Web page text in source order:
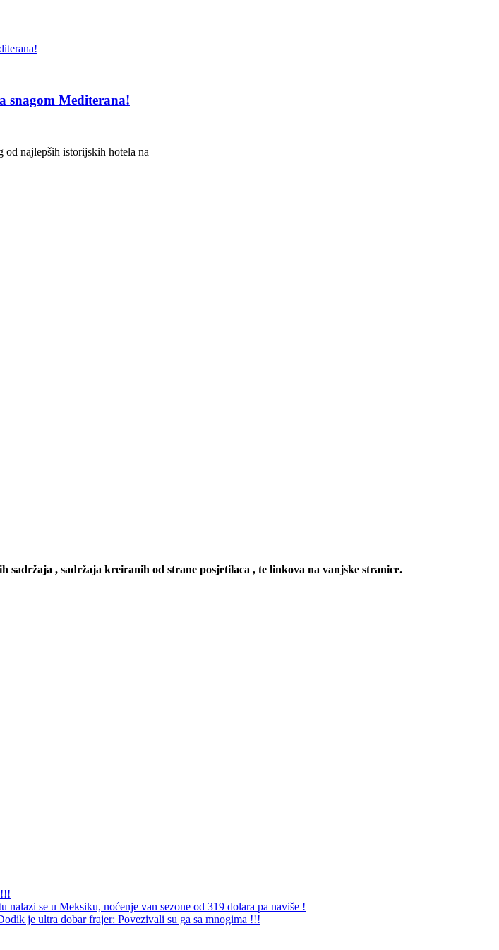
snagom Mediterana!
od najlepših istorijskih hotela na
sadržaja , sadržaja kreiranih od strane posjetilaca , te linkova na vanjske stranice.
nalazi se u Meksiku, noćenje van sezone od 319 dolara pa naviše !
je ultra dobar frajer: Povezivali su ga sa mnogima !!!